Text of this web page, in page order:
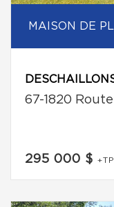
MAISON DE
67-1820
295 000 $